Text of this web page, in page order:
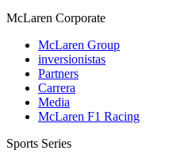
McLaren Corporate
McLaren Group
inversionistas
Partners
Carrera
Media
McLaren F1 Racing
Sports Series